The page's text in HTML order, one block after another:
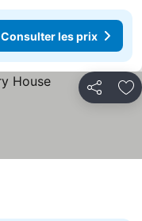
Consulter les prix
Partager